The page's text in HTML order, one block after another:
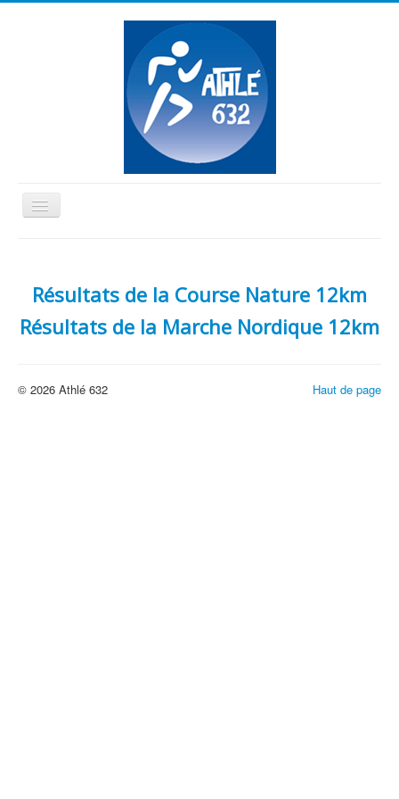
Basculer
la
Vous êtes ici : Accueil Evènements
NordicA'632
2025
Résultats NordicA'632 2025
Résultats de la Course Nature 12km
Résultats de la Marche Nordique 12km
Haut de page
© 2026 Athlé 632